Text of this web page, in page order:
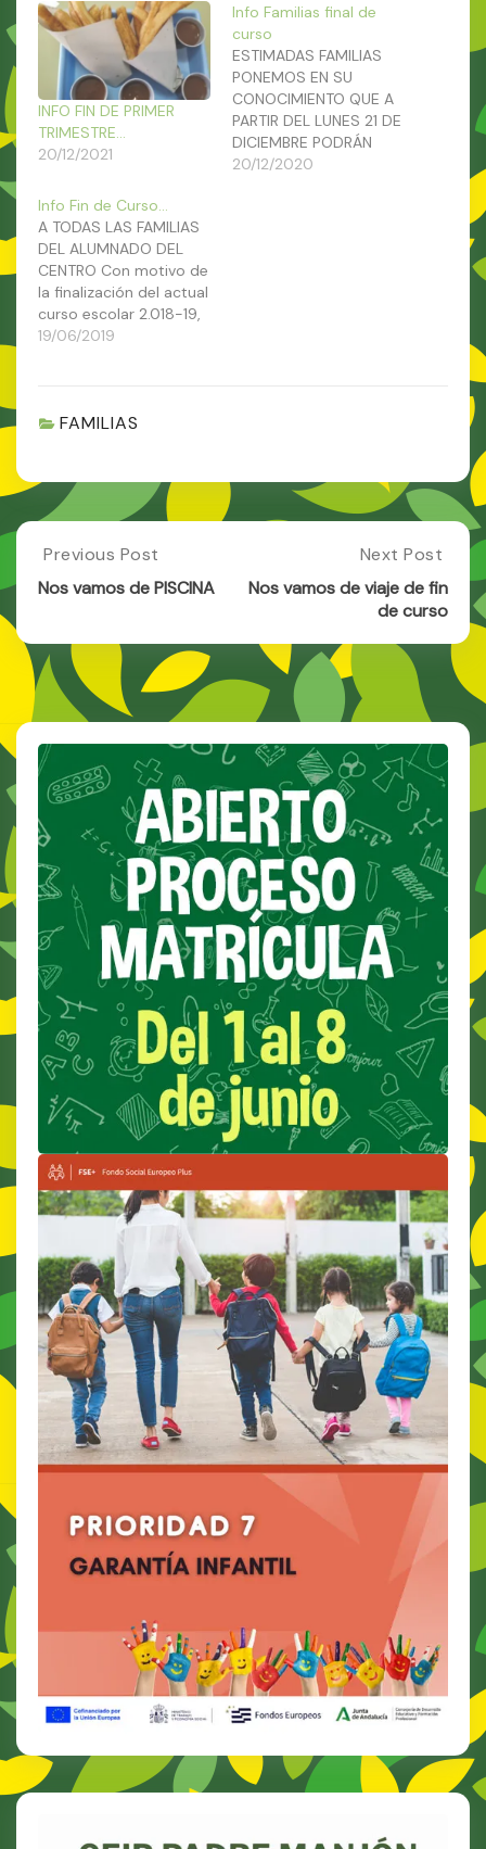
INFO FIN DE PRIMER
TRIMESTRE…
20/12/2021
Info Familias final de
curso
ESTIMADAS FAMILIAS
PONEMOS EN SU
CONOCIMIENTO QUE A
PARTIR DEL LUNES 21 DE
DICIEMBRE PODRÁN
DESCARGARSE LOS
20/12/2020
Info Fin de Curso…
A TODAS LAS FAMILIAS
DEL ALUMNADO DEL
CENTRO Con motivo de
la finalización del actual
curso escolar 2.018-19,
se hace necesario
clases El viernes 21 de
los boletines de
calificaciones. En…
19/06/2019
FAMILIAS
Post
navigation
Previous
Post:
De
PISCINA
Previous Post
Nos vamos de PISCINA
Next
Post:
Nos
De
De
Fin
De
Curso
Next Post
Nos vamos de viaje de fin
de curso